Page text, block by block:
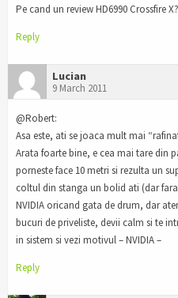
Pe cand un review HD6990 Crossfire X?
Reply
Lucian
9 March 2011
@Robert:
Asa este, ati se joaca mult mai
Arata foarte bine, e cea mai tare din
porneste face 10 metri si rezulta un
coltul din stanga un bolid ati (dar
NVIDIA oricand gata de drum, dar
bucuri de priveliste, devii calm si te
in sistem si vezi motivul – NVIDIA –
Reply